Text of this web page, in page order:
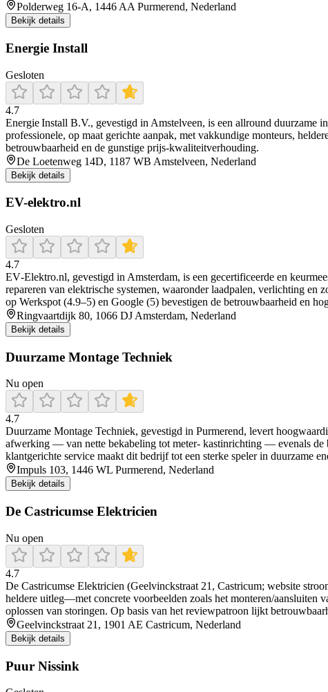
Polderweg 16-A, 1446 AA Purmerend, Nederland
Bekijk details
Energie Install
Gesloten
4.7
Energie Install B.V., gevestigd in Amstelveen, is een allround duurzame
professionele, op maat gerichte aanpak, met vakkundige monteurs,
betrouwbaarheid en de gunstige prijs-kwaliteitverhouding.
De Loetenweg 14D, 1187 WB Amstelveen, Nederland
Bekijk details
EV-elektro.nl
Gesloten
4.7
EV‑Elektro.nl, gevestigd in Amsterdam, is een gecertificeerde en
repareren van elektrische systemen, waaronder laadpalen, verlichting
op Werkspot (4.9–5) en Google (5) bevestigen de betrouwbaarheid en
Ringvaartdijk 80, 1066 DJ Amsterdam, Nederland
Bekijk details
Duurzame Montage Techniek
Nu open
4.7
Duurzame Montage Techniek, gevestigd in Purmerend, levert
afwerking — van nette bekabeling tot meter- kastinrichting — evenals de
klantgerichte service maakt dit bedrijf tot een sterke speler in duurzame
Impuls 103, 1446 WL Purmerend, Nederland
Bekijk details
De Castricumse Elektricien
Nu open
4.7
De Castricumse Elektricien (Geelvinckstraat 21, Castricum; website
heldere uitleg—met concrete voorbeelden zoals het monteren/aansluiten
oplossen van storingen. Op basis van het reviewpatroon lijkt
Geelvinckstraat 21, 1901 AE Castricum, Nederland
Bekijk details
Puur Nissink